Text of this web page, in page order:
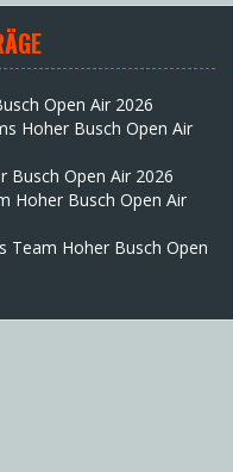
Open Air 2026
Hoher Busch Open Air
Busch Open Air 2026
Hoher Busch Open Air
Team Hoher Busch Open